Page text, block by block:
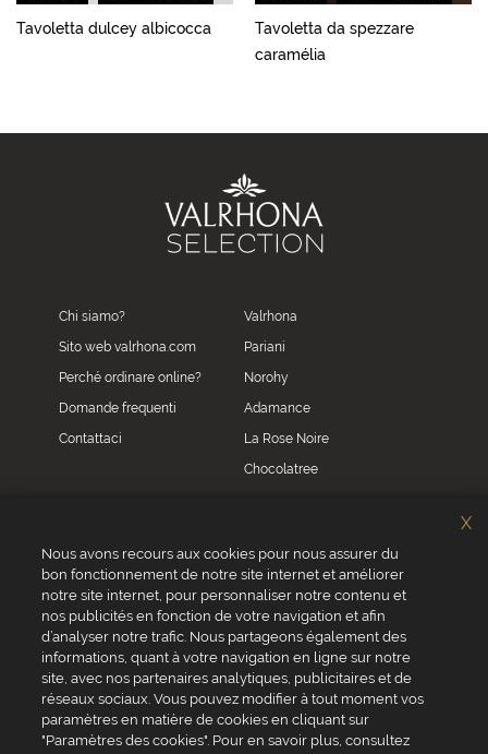
Tavoletta dulcey albicocca
Tavoletta da spezzare
caramélia
Chi siamo?
Sito web valrhona.com
Perché ordinare online?
Domande frequenti
Contattaci
Valrhona
Pariani
Norohy
Adamance
La Rose Noire
Chocolatree
Servizio clienti
0039 02 82 94 01 46
Da lunedì a venerdì dalle 8.30 alle 17.30
VALRHONA SAS - 12 Avenue PRESIDENT ROOSEVELT 26600 TAIN
Nous avons recours aux cookies pour nous assurer du
bon fonctionnement de notre site internet et améliorer
notre site internet, pour personnaliser notre contenu et
nos publicités en fonction de votre navigation et afin
d’analyser notre trafic. Nous partageons également des
informations, quant à votre navigation en ligne sur notre
site, avec nos partenaires analytiques, publicitaires et de
réseaux sociaux. Vous pouvez modifier à tout moment vos
paramètres en matière de cookies en cliquant sur
"Paramètres des cookies". Pour en savoir plus, consultez
X